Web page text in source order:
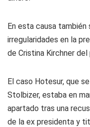
En esta causa
irregularidades en la
de Cristina Kirchner
El caso Hotesur, que
Stolbizer, estaba en
apartado tras una
de la ex presidenta y